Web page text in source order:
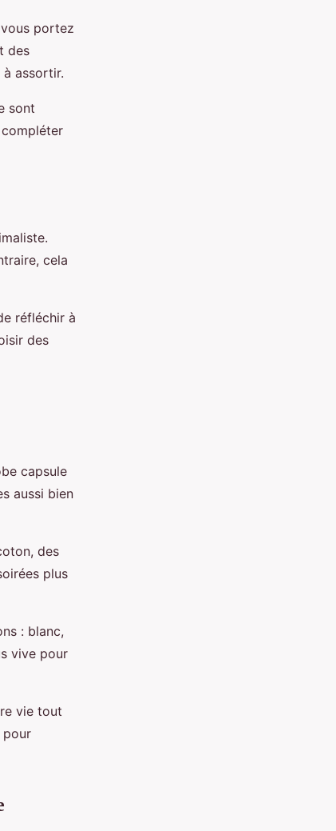
portez
des
assortir.
sont
cela
réfléchir à
des
capsule
aussi bien
des
plus
: blanc,
vive pour
vie tout
pour